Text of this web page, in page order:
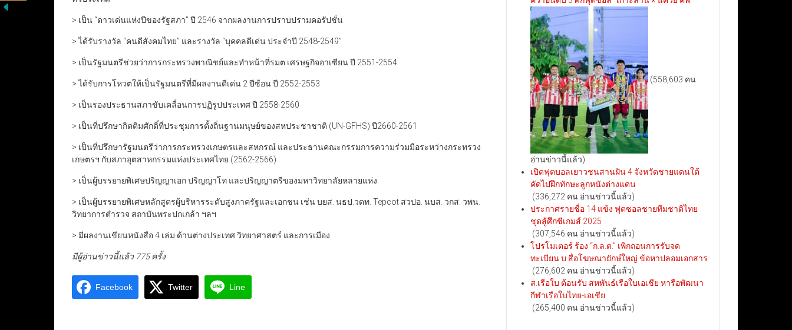
> เป็น “ดาวเด่นแห่งปีของรัฐสภา” ปี 2546 จากผลงานการปราบปรามคอรัปชั่น
> ได้รับรางวัล “คนดีสังคมไทย” และรางวัล “บุคคลดีเด่น ประจำปี 2548-2549”
> เป็นรัฐมนตรีช่วยว่าการกระทรวงพาณิชย์และทำหน้าที่รมต.เศรษฐกิจอาเซียน ปี 2551-2554
> ได้รับการโหวตให้เป็นรัฐมนตรีที่มีผลงานดีเด่น 2 ปีซ้อน ปี 2552-2553
> เป็นรองประธานสภาขับเคลื่อนการปฏิรูปประเทศ ปี 2558-2560
> เป็นที่ปรึกษากิตติมศักดิ์ที่ประชุมการตั้งถิ่นฐานมนุษย์ของสหประชาชาติ (UN-GFHS) ปี2660-2561
> เป็นที่ปรึกษารัฐมนตรีว่าการกระทรวงเกษตรและสหกรณ์ และประธานคณะกรรมการความร่วมมือระหว่างกระทรวง
เกษตรฯ กับสภาอุตสาหกรรมแห่งประเทศไทย (2562-2566)
> เป็นผู้บรรยายพิเศษปริญญาเอก ปริญญาโท และปริญญาตรีของมหาวิทยาลัยหลายแห่ง
> เป็นผู้บรรยายพิเศษหลักสูตรผู้บริหารระดับสูงภาครัฐและเอกชน เช่น บยส. นธป.วตท. Tepcot สวปอ. นบส. วกส. วพน.
วิทยาการตำรวจ สถาบันพระปกเกล้า ฯลฯ
> มีผลงานเขียนหนังสือ 4 เล่ม ด้านต่างประเทศ วิทยาศาสตร์ และการเมือง
มีผู้อ่านข่าวนี้แล้ว 775 ครั้ง
Facebook Twitter Line
(558,603 คน
อ่านข่าวนี้แล้ว)
เปิดฟุตบอลเยาวชนสานฝัน 4 จังหวัดชายแดนใต้
คัดไปฝึกทักษะลูกหนังต่างแดน
(336,272 คน อ่านข่าวนี้แล้ว)
ประกาศรายชื่อ 14 แข้ง ฟุตซอลชายทีมชาติไทย
ชุดสู้ศึกซีเกมส์ 2025
(307,546 คน อ่านข่าวนี้แล้ว)
โปรโมเตอร์ ร้อง “ก.ล.ต.” เพิกถอนการรับจด
ทะเบียน บ.สื่อโฆษณายักษ์ใหญ่ ข้อหาปลอมเอกสาร
(276,602 คน อ่านข่าวนี้แล้ว)
ส.เรือใบ ต้อนรับ สหพันธ์เรือใบเอเชีย หารือพัฒนา
กีฬาเรือใบไทย-เอเชีย
(265,400 คน อ่านข่าวนี้แล้ว)